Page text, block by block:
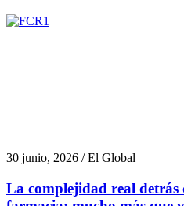
30 junio, 2026 / El Global
La complejidad real detrás